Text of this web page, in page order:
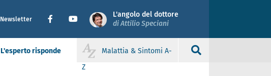
Newsletter
L'angolo del dottore
di Attilio Speciani
L'esperto risponde
Malattia & Sintomi A-
Z